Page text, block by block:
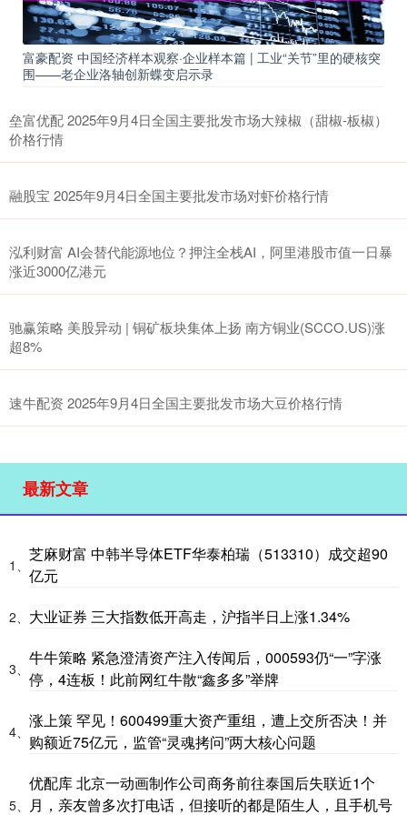
富豪配资 中国经济样本观察·企业样本篇 | 工业“关节”里的硬核突
围——老企业洛轴创新蝶变启示录
垒富优配 2025年9月4日全国主要批发市场大辣椒（甜椒-板椒）
价格行情
融股宝 2025年9月4日全国主要批发市场对虾价格行情
泓利财富 AI会替代能源地位？押注全栈AI，阿里港股市值一日暴
涨近3000亿港元
驰赢策略 美股异动 | 铜矿板块集体上扬 南方铜业(SCCO.US)涨
超8%
速牛配资 2025年9月4日全国主要批发市场大豆价格行情
最新文章
1、
芝麻财富 中韩半导体ETF华泰柏瑞（513310）成交超90
亿元
2、 大业证券 三大指数低开高走，沪指半日上涨1.34%
3、
牛牛策略 紧急澄清资产注入传闻后，000593仍“一”字涨
停，4连板！此前网红牛散“鑫多多”举牌
4、
涨上策 罕见！600499重大资产重组，遭上交所否决！并
购额近75亿元，监管“灵魂拷问”两大核心问题
5、
优配库 北京一动画制作公司商务前往泰国后失联近1个
月，亲友曾多次打电话，但接听的都是陌生人，且手机号